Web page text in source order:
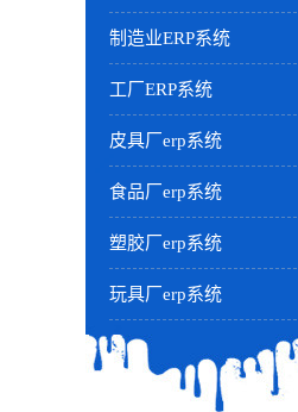
制造业ERP系统
工厂ERP系统
皮具厂erp系统
食品厂erp系统
塑胶厂erp系统
玩具厂erp系统